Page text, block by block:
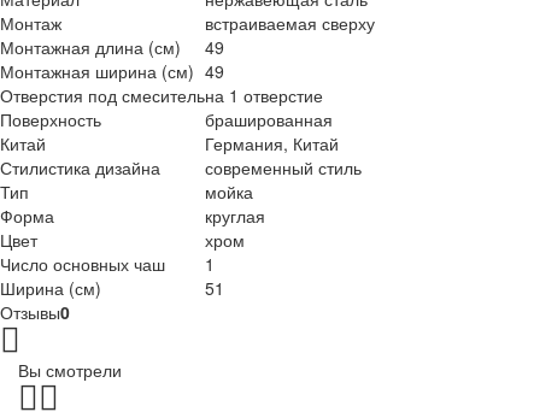
Монтаж
встраиваемая сверху
Монтажная длина (см)
49
Монтажная ширина (см) 49
Отверстия под смесительна 1 отверстие
Поверхность
брашированная
Китай
Германия, Китай
Стилистика дизайна
современный стиль
Тип
мойка
Форма
круглая
Цвет
хром
Число основных чаш
1
Ширина (см)
51
Отзывы0
Вы смотрели